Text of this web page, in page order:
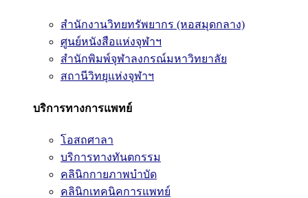
สำนักงานวิทยทรัพยากร (หอสมุดกลาง)
ศูนย์หนังสือแห่งจุฬาฯ
สำนักพิมพ์จุฬาลงกรณ์มหาวิทยาลัย
สถานีวิทยุแห่งจุฬาฯ
บริการทางการแพทย์
โอสถศาลา
บริการทางทันตกรรม
คลินิกกายภาพบำบัด
คลินิกเทคนิคการแพทย์